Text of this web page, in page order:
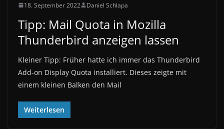
18. September 2022 Daniel Schlapa
Tipp: Mail Quota in Mozilla
Thunderbird anzeigen lassen
Kleiner Tipp: Früher hatte ich immer das Thunderbird
Add-on Display Quota installiert. Dieses zeigte mit
einem kleinen Balken den Mail
Weiterlesen